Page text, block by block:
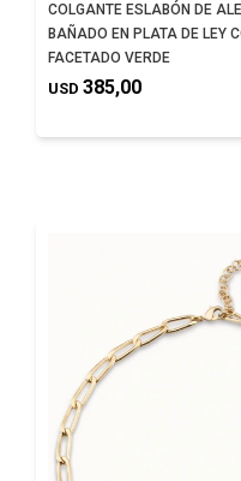
COLGANTE ESLABÓN DE
BAÑADO EN PLATA DE LEY
FACETADO VERDE
USD 385,00